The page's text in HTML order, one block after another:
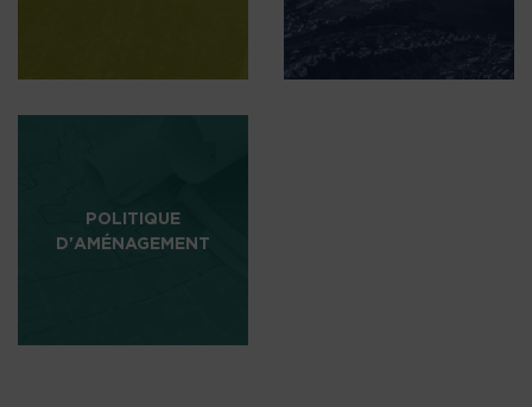
POLITIQUE
D'AMÉNAGEMENT